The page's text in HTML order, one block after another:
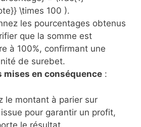
\times 100 ).
les pourcentages obtenus
que la somme est
à 100%, confirmant une
de surebet.
mises en conséquence :
le montant à parier sur
pour garantir un profit,
le résultat.